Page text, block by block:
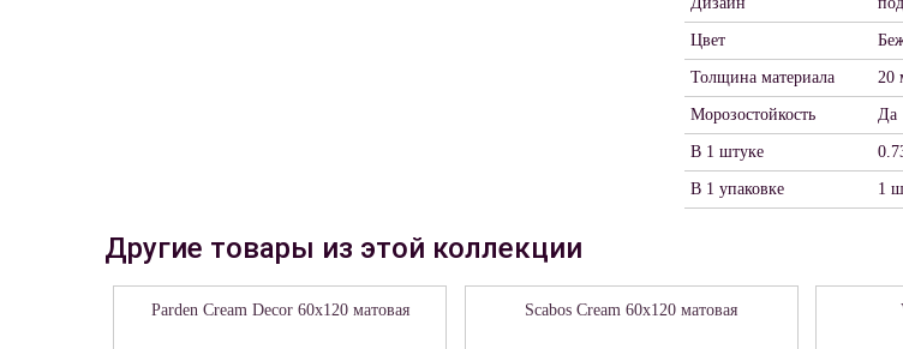
Цвет
Толщина материала 20
Морозостойкость Да
В 1 штуке
В 1 упаковке 1
Другие товары из этой коллекции
Parden Cream Decor 60х120 матовая Scabos Cream 60х120 матовая